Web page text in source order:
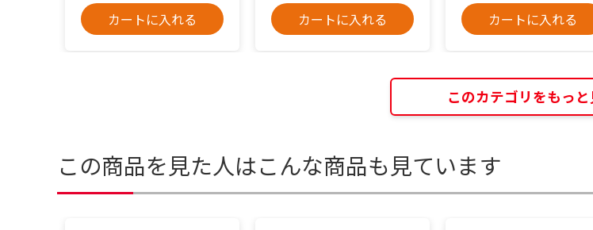
カートに入れる
カートに入れる
カートに入れる
このカテゴリをもっと
この商品を見た人はこんな商品も見ています